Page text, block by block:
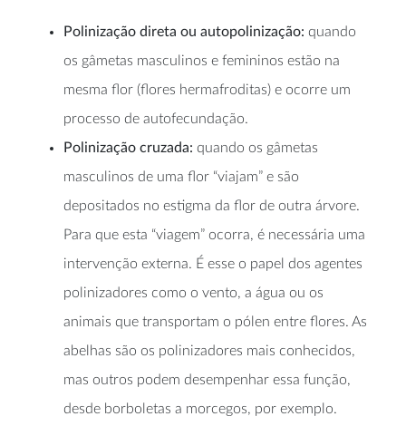
Polinização direta ou autopolinização: quando
os gâmetas masculinos e femininos estão na
mesma flor (flores hermafroditas) e ocorre um
processo de autofecundação.
Polinização cruzada: quando os gâmetas
masculinos de uma flor “viajam” e são
depositados no estigma da flor de outra árvore.
Para que esta “viagem” ocorra, é necessária uma
intervenção externa. É esse o papel dos agentes
polinizadores como o vento, a água ou os
animais que transportam o pólen entre flores. As
abelhas são os polinizadores mais conhecidos,
mas outros podem desempenhar essa função,
desde borboletas a morcegos, por exemplo.